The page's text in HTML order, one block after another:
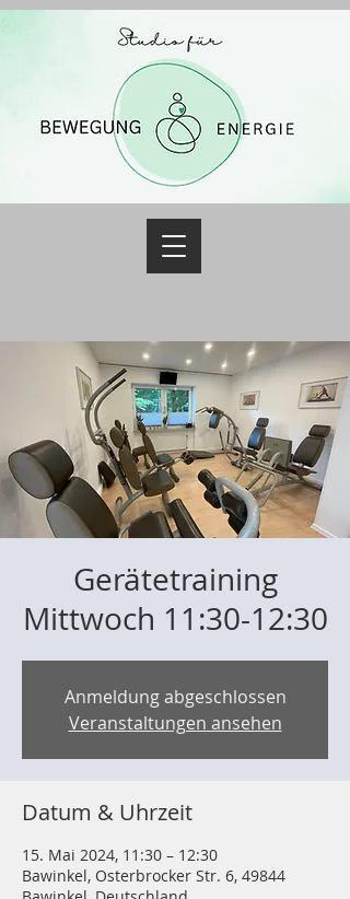
Gerätetraining
Mittwoch 11:30-12:30
Anmeldung abgeschlossen
Veranstaltungen ansehen
Datum & Uhrzeit
15. Mai 2024, 11:30 – 12:30
Bawinkel, Osterbrocker Str. 6, 49844